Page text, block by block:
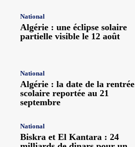
National
Algérie : une éclipse solaire
partielle visible le 12 août
National
Algérie : la date de la rentrée
scolaire reportée au 21
septembre
National
Biskra et El Kantara : 24